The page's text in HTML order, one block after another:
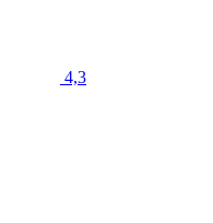
4,3